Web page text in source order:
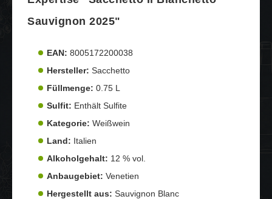
Sauvignon 2025"
EAN: 8005172200038
Hersteller: Sacchetto
Füllmenge: 0.75 L
Sulfit: Enthält Sulfite
Kategorie: Weißwein
Land: Italien
Alkoholgehalt: 12 % vol.
Anbaugebiet: Venetien
Hergestellt aus: Sauvignon Blanc